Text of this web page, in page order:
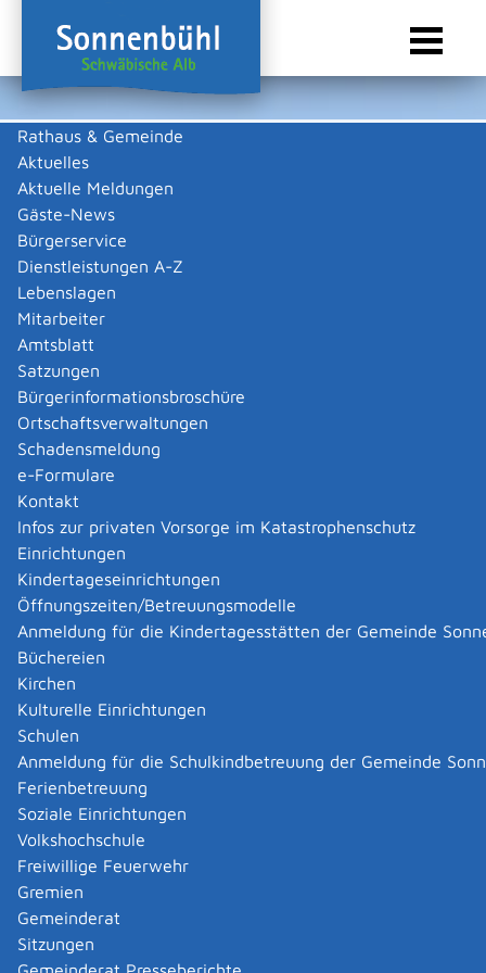
Rathaus & Gemeinde
Aktuelles
Aktuelle Meldungen
Gäste-News
Bürgerservice
Dienstleistungen A-Z
Lebenslagen
Mitarbeiter
Amtsblatt
Satzungen
Bürgerinformationsbroschüre
Ortschaftsverwaltungen
Schadensmeldung
e-Formulare
Kontakt
Infos zur privaten Vorsorge im Katastrophenschutz
Einrichtungen
Kindertageseinrichtungen
Öffnungszeiten/Betreuungsmodelle
Anmeldung für die Kindertagesstätten der Gemeinde
Büchereien
Kirchen
Kulturelle Einrichtungen
Schulen
Anmeldung für die Schulkindbetreuung der Gemeinde
Ferienbetreuung
Soziale Einrichtungen
Volkshochschule
Freiwillige Feuerwehr
Gremien
Gemeinderat
Sitzungen
Sie sind hier:
Auftragsvergaben /
Auftragsvergaben
Informationen nach § 20 Abs.3
VOB
Gemeinde Sonnenbühl
Bernd Hummel
Ortsbaumeister
Hauptstr. 2
72820 Sonnenbühl
Telefon: 07128 925-37
Fax: 07128 925-50
E-Mail:b.hummel@sonnenbuehl.de
Die Gemeinde Sonnenbühl hat folgenden Zuschlag
erteilt:
Es handelt sich um beschränkte Ausschreibungen:
Freiwillige Feuerwehr Sonnenbühl-Undingen
Leistung:
Lieferung eines Abrollbehälters Logistik
Zuschlag wurde an die Fa. Decker Containerbau GmbH
& Co. KG aus St. Wolfgang erteilt.